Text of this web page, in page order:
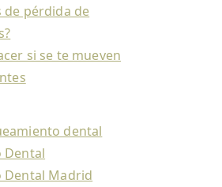
de pérdida de
si se te mueven
dental
Dental
Dental Madrid